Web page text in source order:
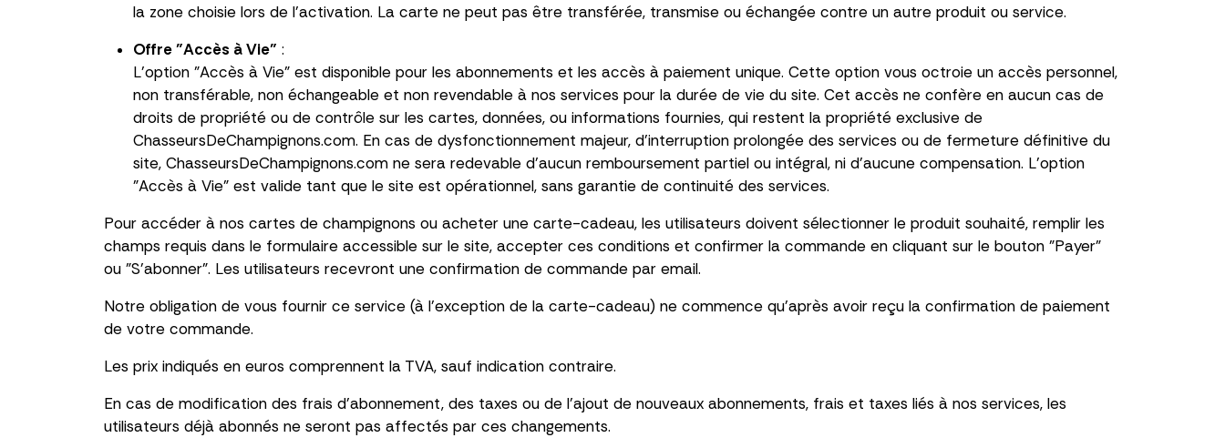
la zone choisie lors de l'activation. La carte ne peut pas être transférée, transmise ou échangée contre un autre produit ou service.
Offre "Accès à Vie" :
L’option "Accès à Vie" est disponible pour les abonnements et les accès à paiement unique. Cette option vous octroie un accès personnel,
non transférable, non échangeable et non revendable à nos services pour la durée de vie du site. Cet accès ne confère en aucun cas de
droits de propriété ou de contrôle sur les cartes, données, ou informations fournies, qui restent la propriété exclusive de
ChasseursDeChampignons.com. En cas de dysfonctionnement majeur, d’interruption prolongée des services ou de fermeture définitive du
site, ChasseursDeChampignons.com ne sera redevable d’aucun remboursement partiel ou intégral, ni d’aucune compensation. L’option
"Accès à Vie" est valide tant que le site est opérationnel, sans garantie de continuité des services.
Pour accéder à nos cartes de champignons ou acheter une carte-cadeau, les utilisateurs doivent sélectionner le produit souhaité, remplir les
champs requis dans le formulaire accessible sur le site, accepter ces conditions et confirmer la commande en cliquant sur le bouton "Payer"
ou "S'abonner". Les utilisateurs recevront une confirmation de commande par email.
Notre obligation de vous fournir ce service (à l'exception de la carte-cadeau) ne commence qu'après avoir reçu la confirmation de paiement
de votre commande.
Les prix indiqués en euros comprennent la TVA, sauf indication contraire.
En cas de modification des frais d'abonnement, des taxes ou de l'ajout de nouveaux abonnements, frais et taxes liés à nos services, les
utilisateurs déjà abonnés ne seront pas affectés par ces changements.